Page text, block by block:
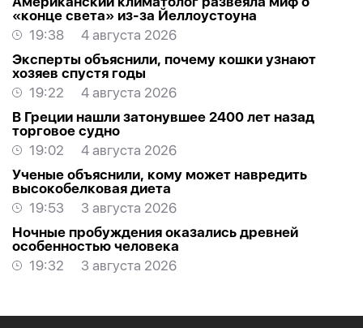
«конце света» из-за Йеллоустоуна
19:38
4 августа 2026
Эксперты объяснили, почему кошки узнают
хозяев спустя годы
19:22
4 августа 2026
В Греции нашли затонувшее 2400 лет назад
торговое судно
19:02
4 августа 2026
Ученые объяснили, кому может навредить
высокобелковая диета
19:53
3 августа 2026
Ночные пробуждения оказались древней
особенностью человека
19:32
3 августа 2026